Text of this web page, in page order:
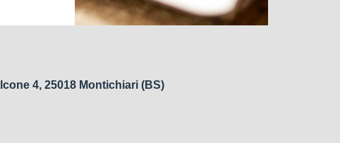
4, 25018 Montichiari (BS)